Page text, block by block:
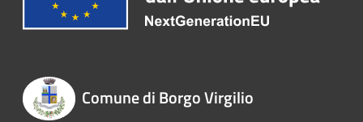
Comune di Borgo Virgilio